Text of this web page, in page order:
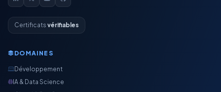
Certificats vérifiables
DOMAINES
Développement
IA & Data Science